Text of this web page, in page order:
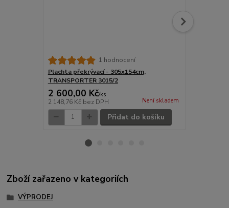
1 hodnocení
Plachta překrývací - 305x154cm,
TRANSPORTER 3015/2
2 600,00 Kč/ks
2 148,76 Kč bez DPH Není skladem
Přidat do košíku
Zboží zařazeno v kategoriích
VÝPRODEJ